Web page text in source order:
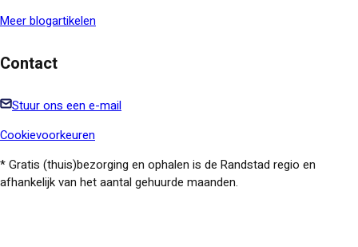
Meer blogartikelen
Contact
Stuur ons een e-mail
Cookievoorkeuren
* Gratis (thuis)bezorging en ophalen is de Randstad regio en
afhankelijk van het aantal gehuurde maanden.